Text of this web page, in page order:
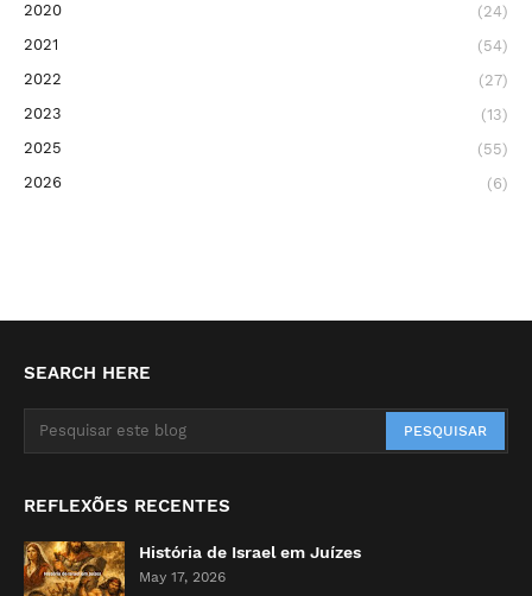
2020
(24)
2021
(54)
2022
(27)
2023
(13)
2025
(55)
2026
(6)
SEARCH HERE
REFLEXÕES RECENTES
História de Israel em Juízes
May 17, 2026